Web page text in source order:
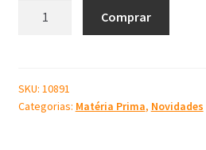
Comprar
SKU: 10891
Categorias: Matéria Prima, Novidades